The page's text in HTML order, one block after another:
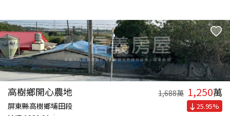
高樹鄉開心農地 1,688萬 1,250萬
屏東縣高樹鄉埔田段
25.95%